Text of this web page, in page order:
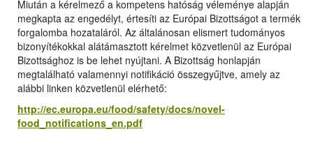
Miután a kérelmező a kompetens hatóság véleménye alapján
megkapta az engedélyt, értesíti az Európai Bizottságot a termék
forgalomba hozataláról. Az általánosan elismert tudományos
bizonyítékokkal alátámasztott kérelmet közvetlenül az Európai
Bizottsághoz is be lehet nyújtani. A Bizottság honlapján
megtalálható valamennyi notifikáció összegyűjtve, amely az
alábbi linken közvetlenül elérhető:
http://ec.europa.eu/food/safety/docs/novel-
food_notifications_en.pdf